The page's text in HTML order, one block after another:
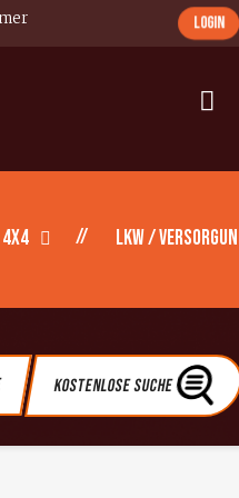
login
LKW /
Kostenlose Suche